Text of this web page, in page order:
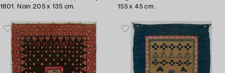
1801. Noin 205 x 135 cm.
155 x 45 cm.